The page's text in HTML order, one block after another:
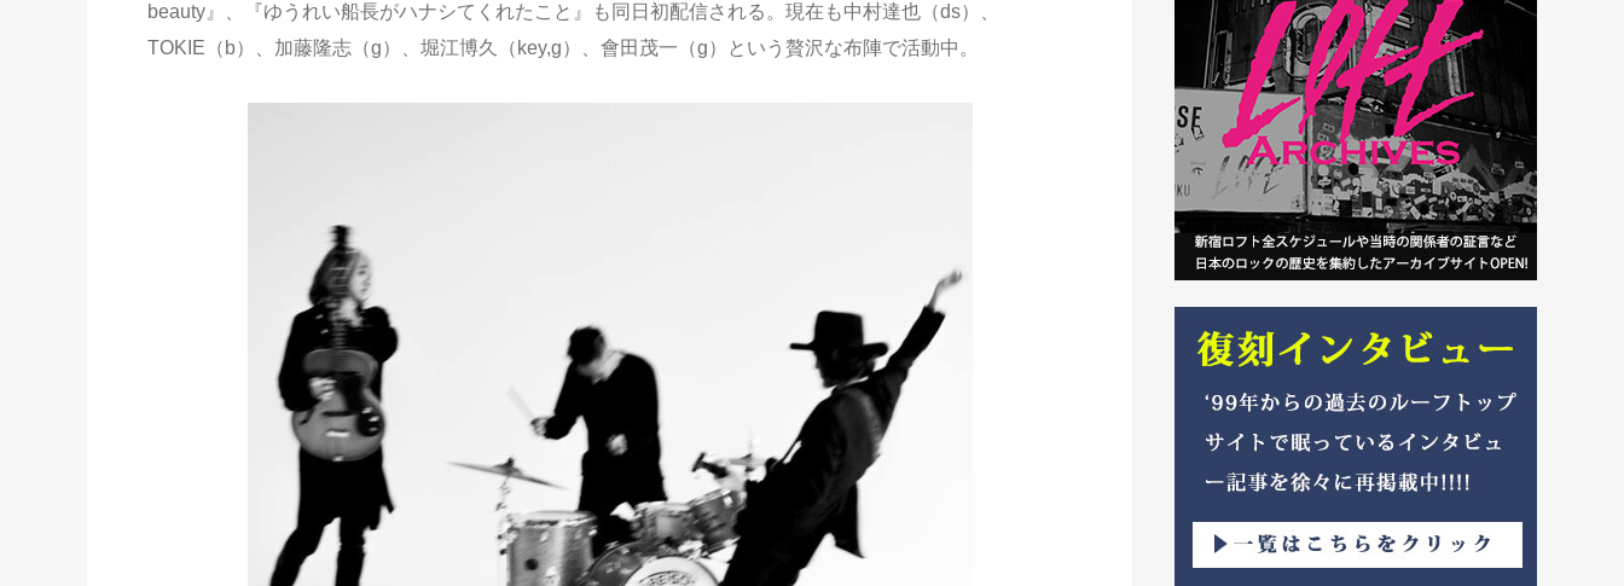
beauty』、『ゆうれい船長がハナシてくれたこと』も同日初配信される。現在も中村達也（ds）、
TOKIE（b）、加藤隆志（g）、堀江博久（key,g）、會田茂一（g）という贅沢な布陣で活動中。